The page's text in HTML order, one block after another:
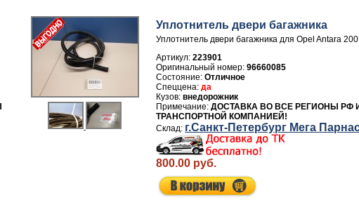
Уплотнитель двери багажника
Уплотнитель двери багажника для Opel Antara
Артикул:223901
96660085
Отличное
да
внедорожник
ДОСТАВКА ВО ВСЕ РЕГИОНЫ РФ
ТРАНСПОРТНОЙ КОМПАНИЕЙ!
г.Санкт-Петербург Мега
800.00 руб.